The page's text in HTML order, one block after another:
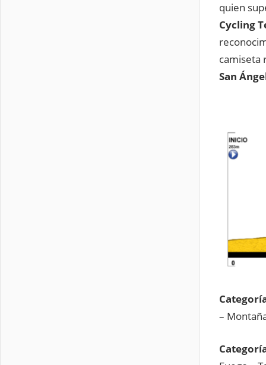
quien
Cycling
camiseta
San
–